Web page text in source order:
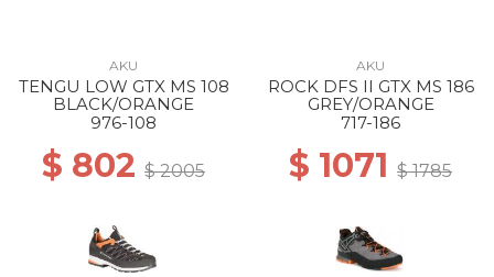
AKU
TENGU LOW GTX MS 108
BLACK/ORANGE
976-108
$ 802 $ 2005
AKU
ROCK DFS II GTX MS 186
GREY/ORANGE
717-186
$ 1071 $ 1785